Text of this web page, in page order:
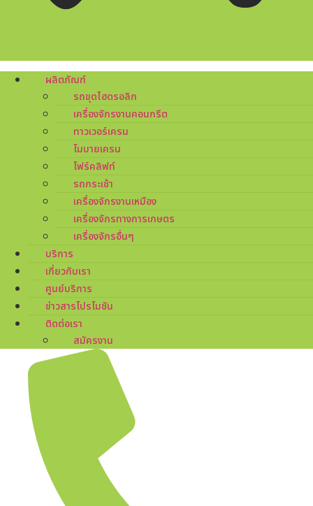
ผลิตภัณฑ์
รถขุดไฮดรอลิก
เครื่องจักรงานคอนกรีต
ทาวเวอร์เครน
โมบายเครน
โฟร์คลิฟท์
รถกระเช้า
เครื่องจักรงานเหมือง
เครื่องจักรทางการเกษตร
เครื่องจักรอื่นๆ
บริการ
เกี่ยวกับเรา
ศูนย์บริการ
ข่าวสารโปรโมชัน
ติดต่อเรา
สมัครงาน